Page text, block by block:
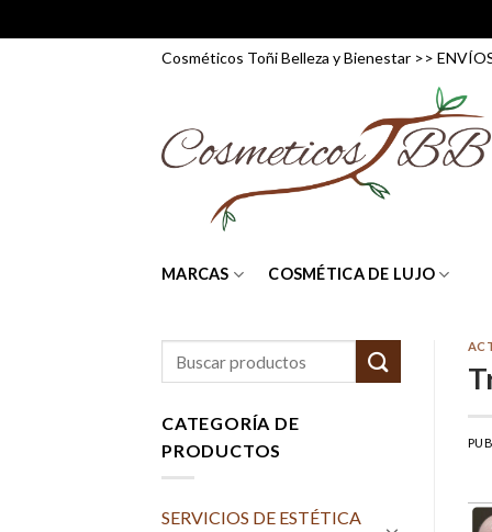
Cosméticos Toñi Belleza y Bienestar >>
MARCAS COSMÉTICA DE LUJO
CATEGORÍA DE
PRODUCTOS
SERVICIOS DE ESTÉTICA